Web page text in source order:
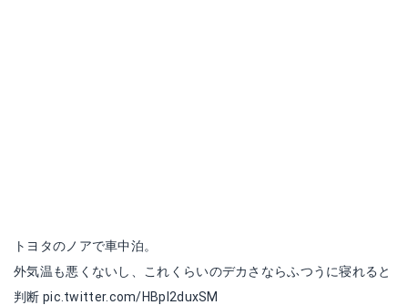
トヨタのノアで車中泊。
外気温も悪くないし、これくらいのデカさならふつうに寝れると
判断 pic.twitter.com/HBpI2duxSM